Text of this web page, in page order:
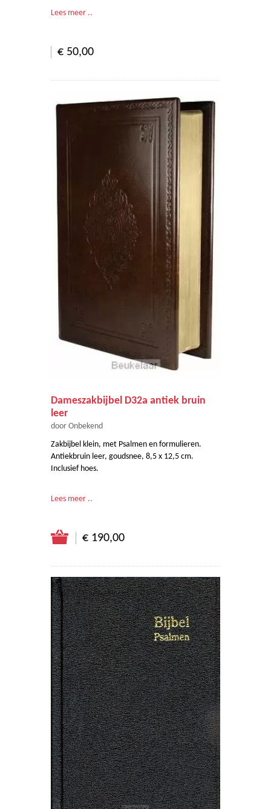
Lees meer ..
€ 50,00
Dameszakbijbel D32a antiek bruin
leer
door Onbekend
Zakbijbel klein, met Psalmen en formulieren.
Antiekbruin leer, goudsnee, 8,5 x 12,5 cm.
Inclusief hoes.
Lees meer ..
€ 190,00